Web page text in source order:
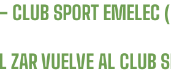
SPORT EMELEC
ZAR VUELVE AL CLUB